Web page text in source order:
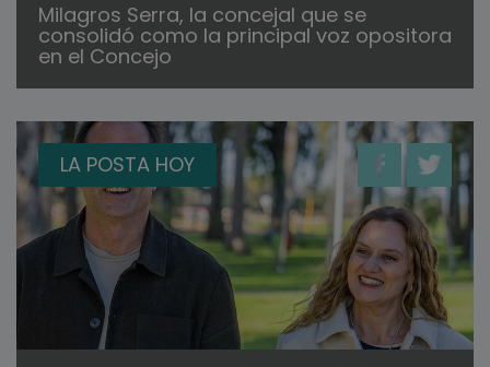
Milagros Serra, la concejal que se
consolidó como la principal voz opositora
en el Concejo
LA POSTA HOY